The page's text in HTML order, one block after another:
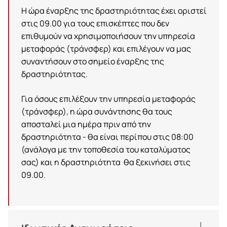
Η ώρα έναρξης της δραστηριότητας έχει οριστεί
στις 09.00 για τους επισκέπτες που δεν
επιθυμούν να χρησιμοποιήσουν την υπηρεσία
μεταφοράς (τράνσφερ) και επιλέγουν να μας
συναντήσουν στο σημείο έναρξης της
δραστηριότητας.
Για όσους επιλέξουν την υπηρεσία μεταφοράς
(τράνσφερ), η ώρα συνάντησης θα τους
αποσταλεί μια ημέρα πριν από την
δραστηριότητα - θα είναι περίπου στις 08:00
(ανάλογα με την τοποθεσία του καταλύματος
σας) και η δραστηριότητα θα ξεκινήσει στις
09.00.